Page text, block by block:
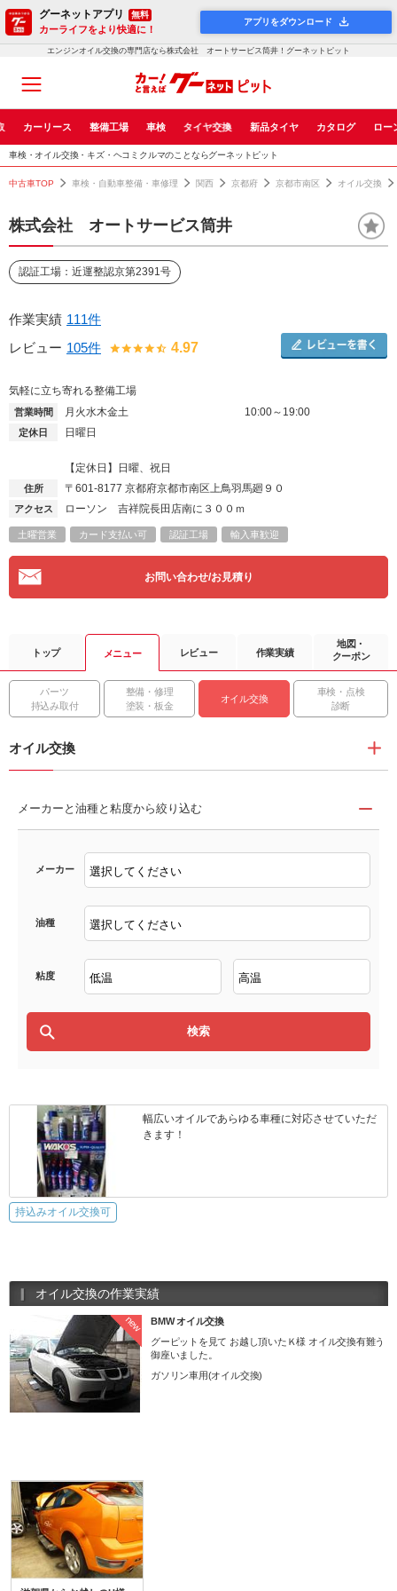
グーネットアプリ 無料
カーライフをより快適に！
アプリをダウンロード
エンジンオイル交換の専門店なら株式会社 オートサービス筒井！グーネットピット
カーリース 整備工場 車検 タイヤ交換 新品タイヤ カタログ ロー
車検・オイル交換・キズ・ヘコミクルマのことならグーネットピット
中古車TOP 車検・自動車整備・車修理 関西 京都府 京都市南区 オイル交換
株式会社 オートサービス筒井
認証工場：近運整認京第2391号
作業実績 111件
レビュー 105件 4.97
気軽に立ち寄れる整備工場
営業時間 月火水木金土 10:00～19:00
定休日 日曜日
【定休日】日曜、祝日
住所 〒601-8177 京都府京都市南区上鳥羽馬廻９０
アクセス ローソン 吉祥院長田店南に３００ｍ
土曜営業 カード支払い可 認証工場 輸入車歓迎
お問い合わせ/お見積り
トップ メニュー レビュー 作業実績
地図・
クーポン
パーツ
持込み取付
整備・修理
塗装・板金
オイル交換
車検・点検
診断
オイル交換
メーカーと油種と粘度から絞り込む
メーカー
油種
粘度
幅広いオイルであらゆる車種に対応させていただ
きます！
持込みオイル交換可
オイル交換の作業実績
new
BMW オイル交換
グーピットを見て お越し頂いたＫ様 オイル交換有難う
御座いました。
ガソリン車用(オイル交換)